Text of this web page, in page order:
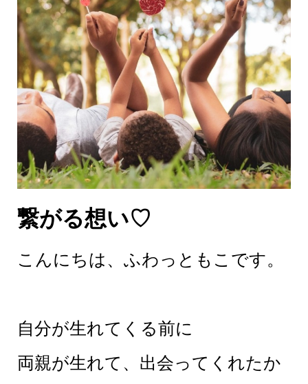
繋がる想い♡
こんにちは、ふわっともこです。
自分が生れてくる前に
両親が生れて、出会ってくれたか